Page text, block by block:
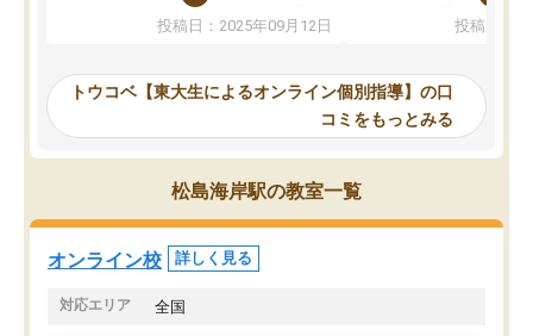
か、オプションは付帯するかなど選ぶ
事が出来ました。
ーティングを行い、その講師で良いか
見てから講師を決定する事ができま
す。
うちの子は、初回面談の講師の方で決
オンラインツールを使用した単語帳の
共有があり宿題もそちらで出される形
でした。
投稿日：2025年09月12日
めれるので、個人に合
いなのがあり(有料)、受
ことをどんなスケジュー
くか相談したのですが、
ち期待したものではなく
内容でした。それでも明
やる気も出ましたし、苦
くなってきたようなので
投稿日：
トウコベ【東大生によるオンライン個別指導】の口
コミをもっとみる
松島海岸駅の教室一覧
オンライン校 詳しく見る
対応エリア 全国